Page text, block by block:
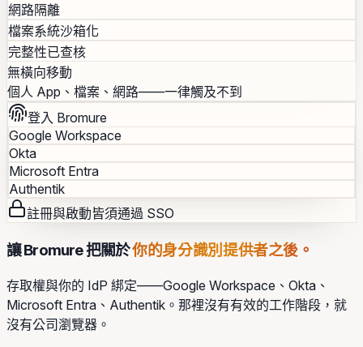
網路隔離
檔案系統沙箱化
完整性已查核
無橫向移動
個人 App、檔案、網路——一律觸及不到
登入 Bromure
Google Workspace
Okta
Microsoft Entra
Authentik
註冊與啟動皆須通過 SSO
讓 Bromure 把關於你的身分識別提供者之後。
存取權與你的 IdP 綁定——Google Workspace、Okta、
Microsoft Entra、Authentik。那裡沒有有效的工作階段，就
沒有公司瀏覽器。